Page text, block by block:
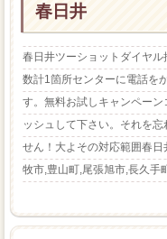
春日井
春日井ツーショットダイヤ
数計1箇所センターに電話を
す。無料お試しキャンペー
ッシュして下さい。それを
せん！大よその対応範囲春
牧市,豊山町,尾張旭市,長久手